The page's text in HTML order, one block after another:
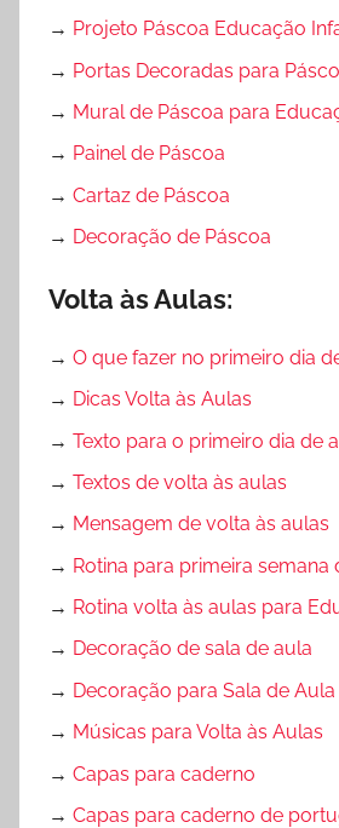
→ Projeto Páscoa Educação
→ Portas Decoradas para
→ Mural de Páscoa para
→ Painel de Páscoa
→ Cartaz de Páscoa
→ Decoração de Páscoa
Volta às Aulas:
→ O que fazer no primeiro dia
→ Dicas Volta às Aulas
→ Texto para o primeiro dia de
→ Textos de volta às aulas
→ Mensagem de volta às aulas
→ Rotina para primeira semana
→ Rotina volta às aulas para
→ Decoração de sala de aula
→ Decoração para Sala de Aula
→ Músicas para Volta às Aulas
→ Capas para caderno
→ Capas para caderno de